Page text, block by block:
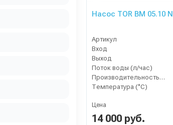
Насос TOR BM 05.10 N
Артикул
Вход
Выход
Поток воды (л/час)
Производительность (л/мин)
Температура (°C)
Цена
14 000 руб.